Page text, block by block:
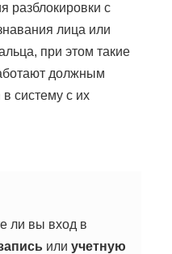
разблокировки с
лица или
при этом такие
должным
систему с их
ли вы вход в
илиучетную